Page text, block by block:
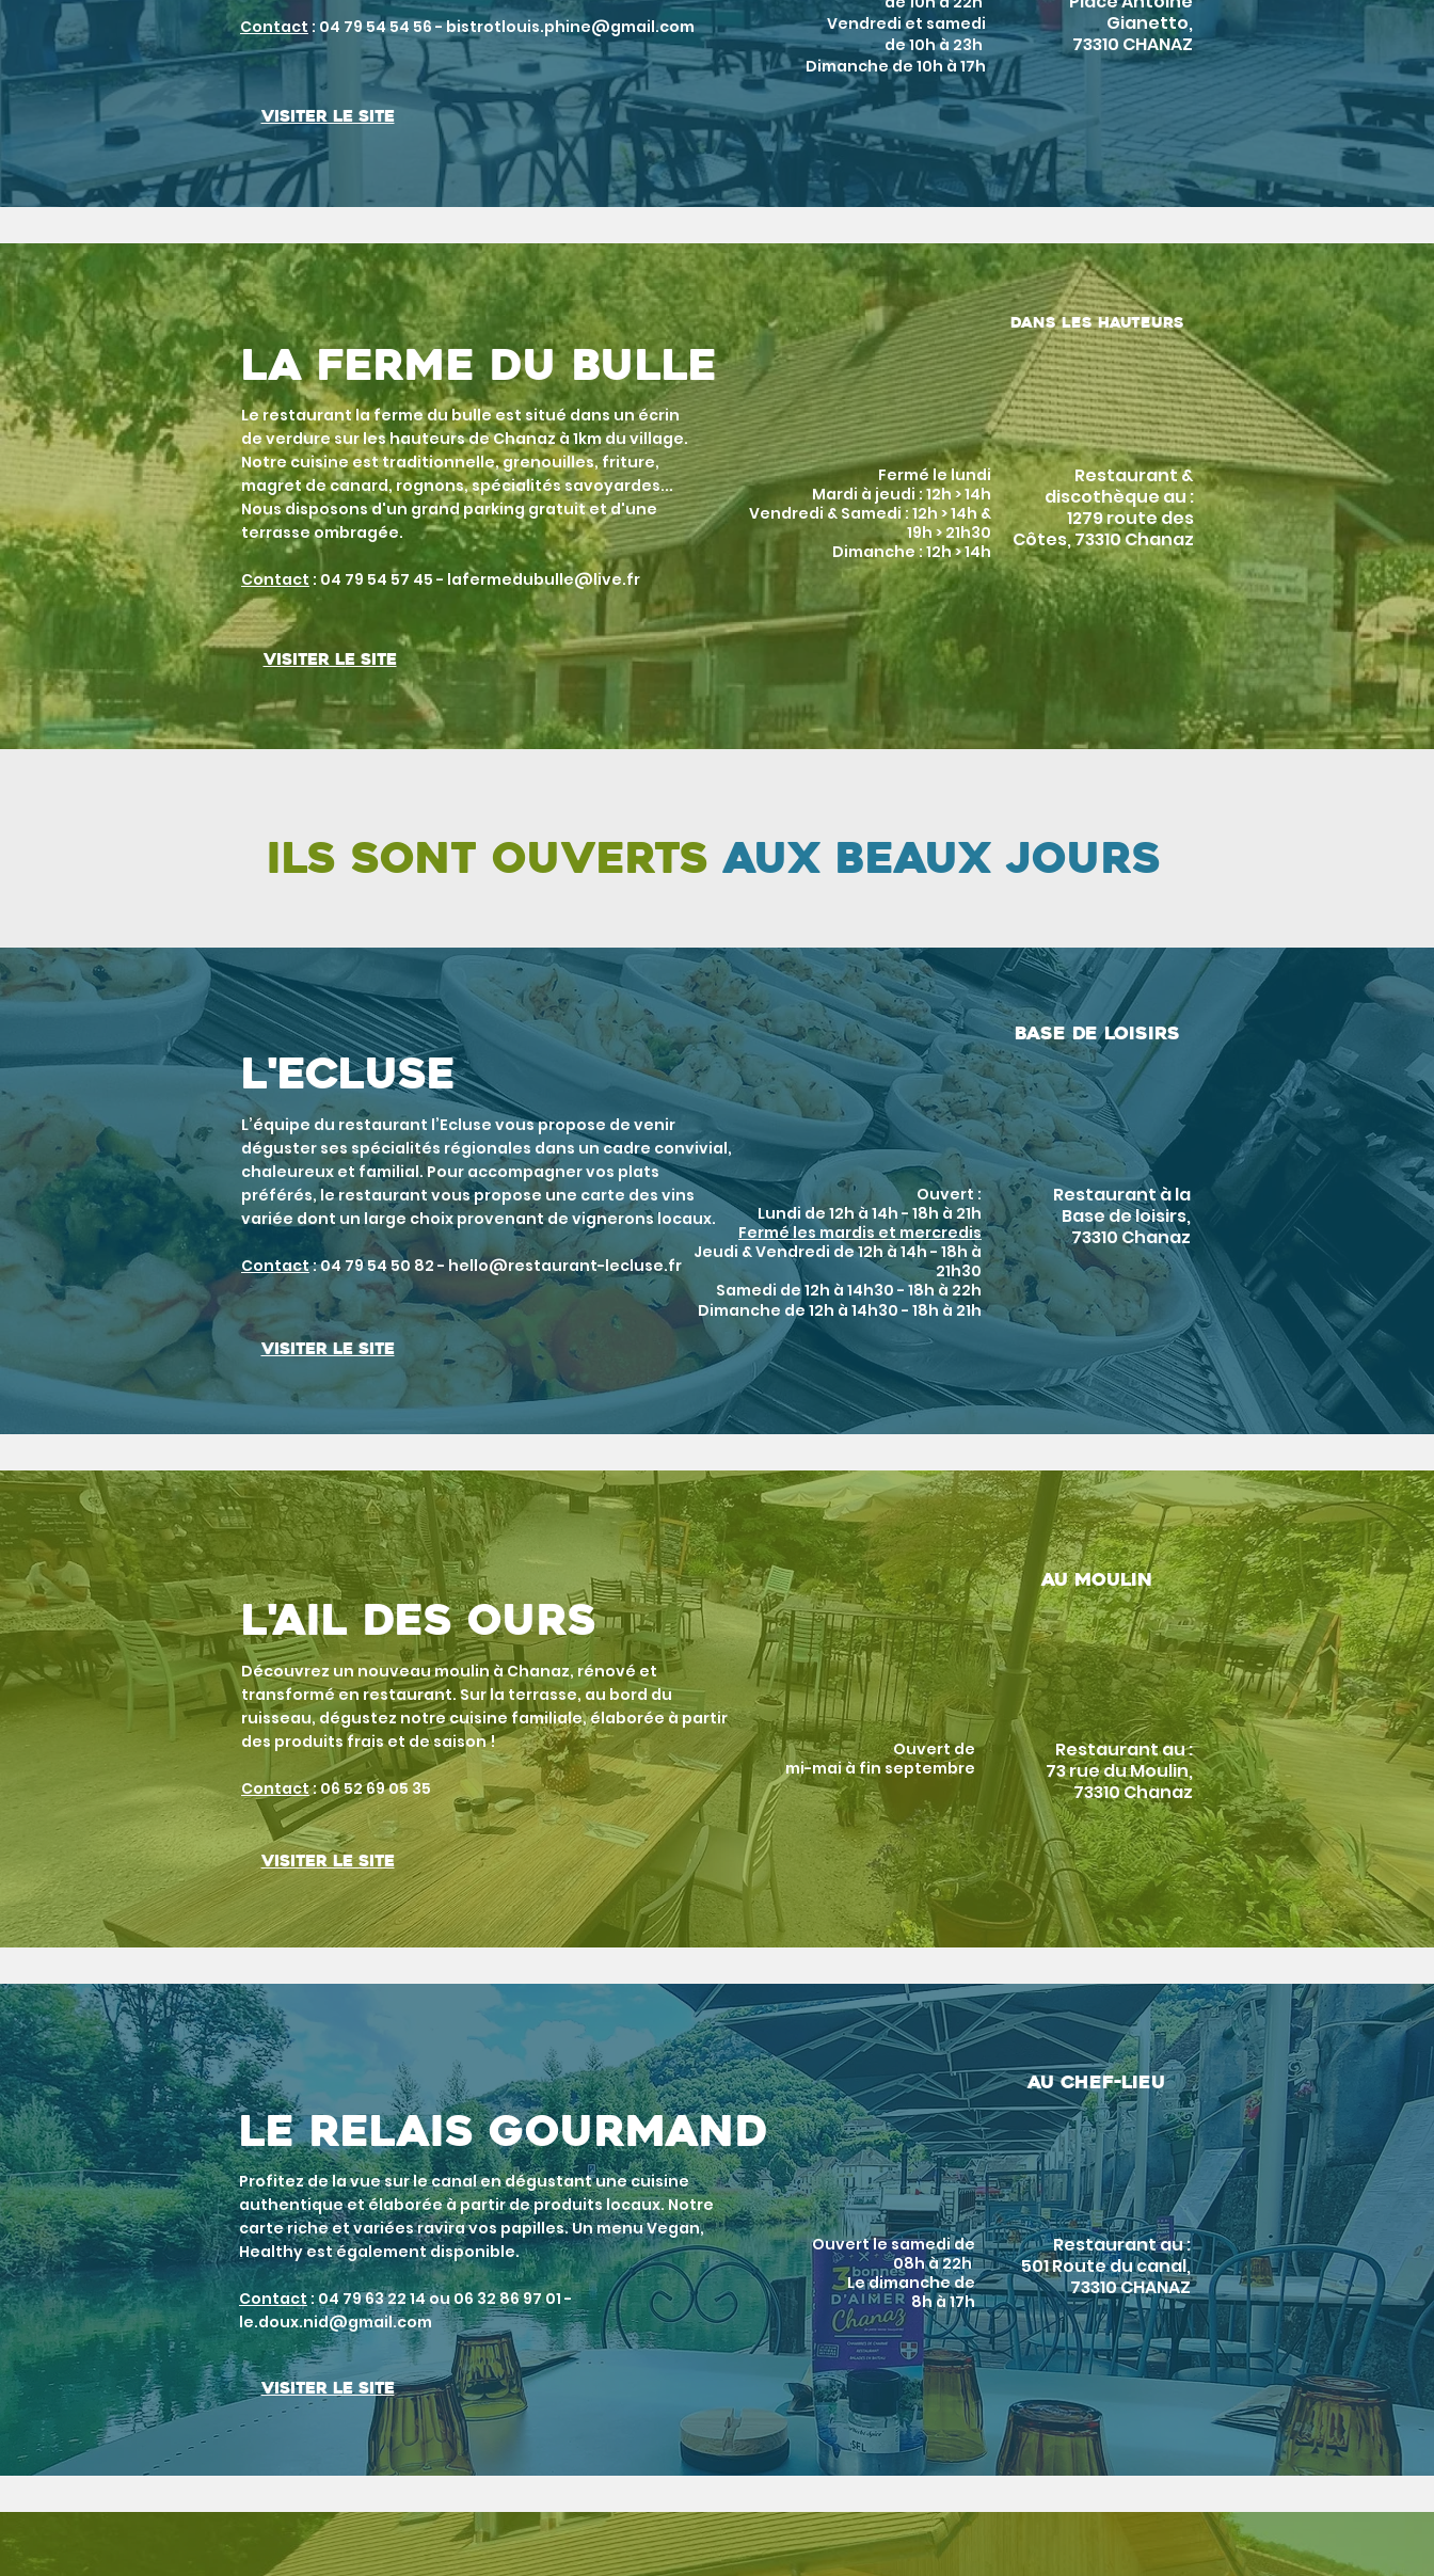
Contact : 04 79 54 54 56 -bistrotlouis.phine@gmail.com
Vendredi et samedi
de 10h à 23h
Dimanche de 10h à 17h
Gianetto,
73310 CHANAZ
Visiter le site
La ferme du Bulle
Le restaurant la ferme du bulle est situé dans un écrin
de verdure sur les hauteurs de Chanaz à 1km du village.
Notre cuisine est traditionnelle, grenouilles, friture,
magret de canard, rognons, spécialités savoyardes...
Nous disposons d'un grand parking gratuit et d'une
terrasse ombragée.
Contact : 04 79 54 57 45 - lafermedubulle@live.fr
Fermé le lundi
Mardi à jeudi : 12h > 14h
Vendredi & Samedi : 12h > 14h &
19h > 21h30
Dimanche : 12h > 14h
dans les hauteurs
Restaurant &
discothèque au :
1279 route des
Côtes, 73310 Chanaz
Visiter le site
Ils sont ouvertsaux beaux jours
Base de loisirs
L'ecluse
L’équipe du restaurant l’Ecluse vous propose de venir
déguster ses spécialités régionales dans un cadre convivial,
chaleureux et familial. Pour accompagner vos plats
préférés, le restaurant vous propose une carte des vins
variée dont un large choix provenant de vignerons locaux.
Contact: 04 79 54 50 82 - hello@restaurant-lecluse.fr
Ouvert :
Lundi de 12h à 14h - 18h à 21h
Fermé les mardis et mercredis
Jeudi & Vendredi de 12h à 14h - 18h à
21h30
Samedi de 12h à 14h30 - 18h à 22h
Dimanche de 12h à 14h30 - 18h à 21h
Restaurant à la
Base de loisirs,
73310 Chanaz
Visiter le site
l'ail des ours
Découvrez un nouveau moulin à Chanaz, rénové et
transformé en restaurant. Sur la terrasse, au bord du
ruisseau, dégustez notre cuisine familiale, élaborée à partir
des produits frais et de saison !
Contact: 06 52 69 05 35
Ouvert de
mi-mai à fin septembre
Au moulin
Restaurant au :
73 rue du Moulin,
73310 Chanaz
Visiter le site
le relais gourmand
Profitez de la vue sur le canal endégustantune cuisine
authentique et élaborée à partir deproduits locaux. Notre
carte riche et variées ravira vos papilles. Un menu Vegan,
Healthy est également disponible.
Contact: 04 79 63 22 14 ou 06 32 86 97 01 -
le.doux.nid@gmail.com
Ouvert le samedi de
08h à 22h
Le dimanche de
8h à 17h
Au chef-lieu
Restaurant au :
501 Route du canal,
73310 CHANAZ
Visiter le site